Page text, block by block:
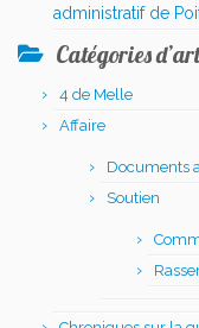
administratif de
Catégories
4 de Melle
Affaire
Documents
Soutien